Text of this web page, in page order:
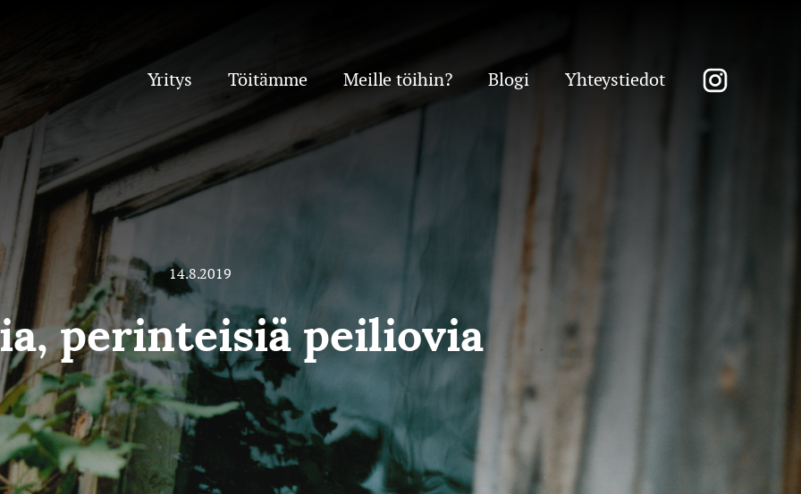
Yritys Töitämme Meille töihin? Blogi Yhteystiedot
14.8.2019
perinteisiä peiliovia